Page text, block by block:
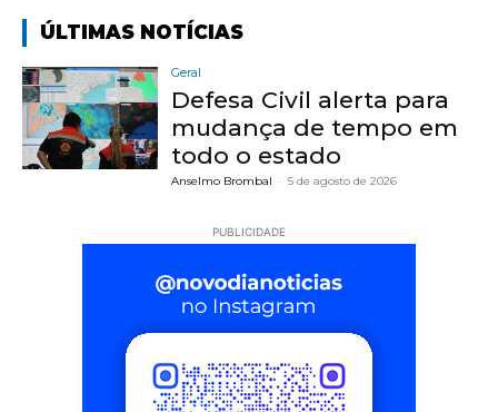
ÚLTIMAS NOTÍCIAS
Geral
Defesa Civil alerta para
mudança de tempo em
todo o estado
Anselmo Brombal - 5 de agosto de 2026
PUBLICIDADE